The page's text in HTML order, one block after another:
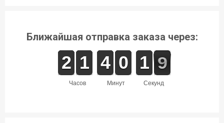
Ближайшая отправка заказа через:
часов
1
1
2
2 1
1
1
1
минут
3
3
4
4 9
9
0
0
секунд
2
1
1 9
8
8